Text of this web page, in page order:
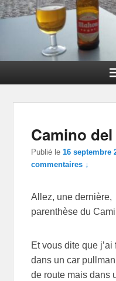
Camino
Publié le16 septembre
commentaires ↓
Allez, une dernière,
parenthèse du
Et vous dite que
dans un car
de route mais dans